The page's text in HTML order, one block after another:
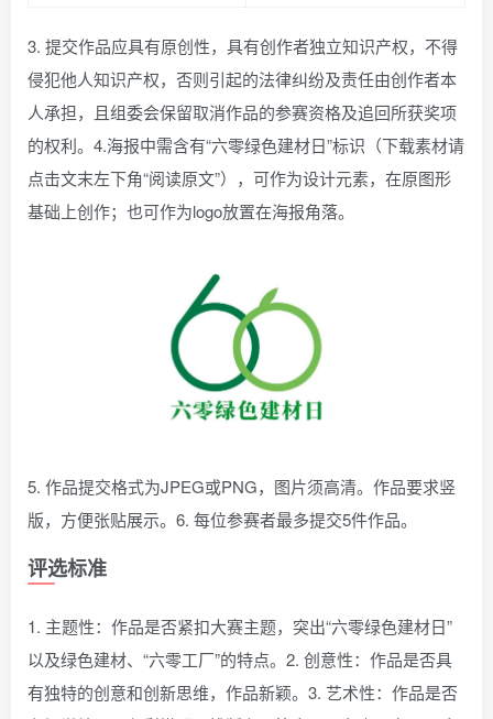
3. 提交作品应具有原创性，具有创作者独立知识产权，不得
侵犯他人知识产权，否则引起的法律纠纷及责任由创作者本
人承担，且组委会保留取消作品的参赛资格及追回所获奖项
的权利。4.海报中需含有“六零绿色建材日”标识（下载素材请
点击文末左下角“阅读原文”），可作为设计元素，在原图形
基础上创作；也可作为logo放置在海报角落。
5. 作品提交格式为JPEG或PNG，图片须高清。作品要求竖
版，方便张贴展示。6. 每位参赛者最多提交5件作品。
评选标准
1. 主题性：作品是否紧扣大赛主题，突出“六零绿色建材日”
以及绿色建材、“六零工厂”的特点。2. 创意性：作品是否具
有独特的创意和创新思维，作品新颖。3. 艺术性：作品是否